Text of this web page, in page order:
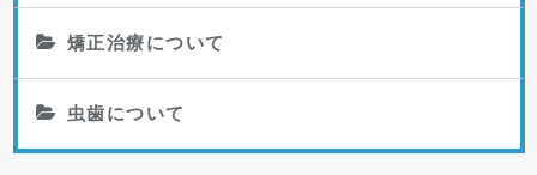
矯正治療について
虫歯について